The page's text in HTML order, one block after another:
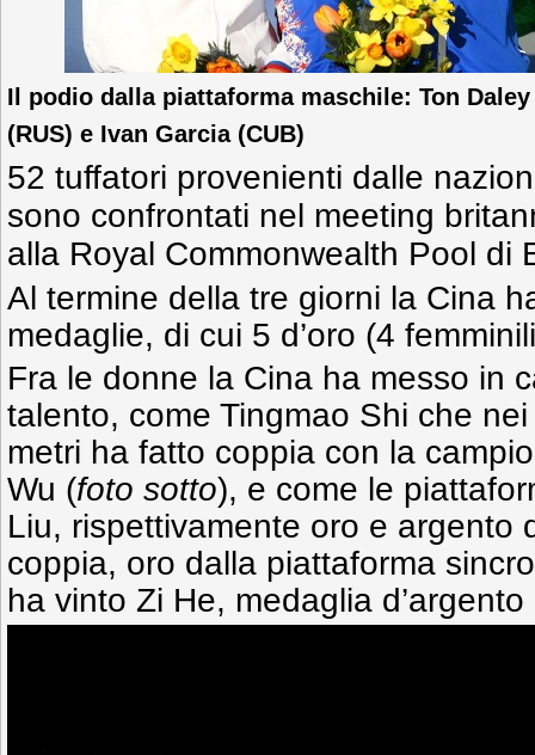
Il podio dalla piattaforma maschile: Ton
(RUS) e Ivan Garcia (CUB)
52 tuffatori provenienti dalle
sono confrontati nel meeting
alla Royal Commonwealth Pool di
Al termine della tre giorni la Cina
medaglie, di cui 5 d’oro (4
Fra le donne la Cina ha messo in
talento, come Tingmao Shi che
metri ha fatto coppia con la
Wu (foto sotto), e come le
Liu, rispettivamente oro e argento
coppia, oro dalla piattaforma
ha vinto Zi He, medaglia